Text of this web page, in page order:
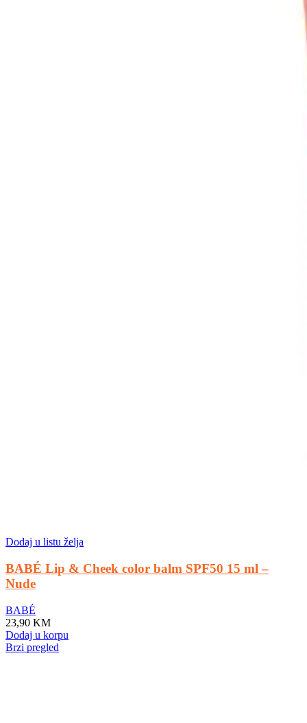
Dodaj u listu želja
BABÉ Lip & Cheek color balm SPF50 15 ml –
Nude
BABÉ
23,90 KM
Dodaj u korpu
Brzi pregled